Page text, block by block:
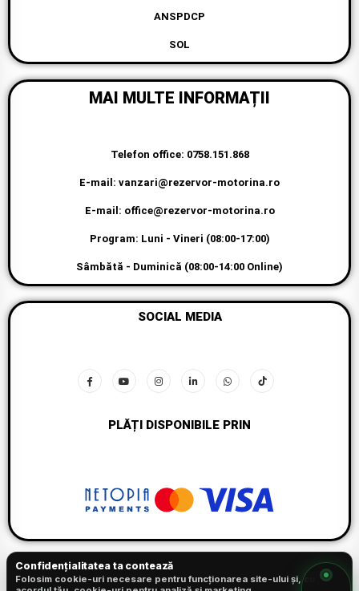
ANSPDCP
SOL
MAI MULTE INFORMAȚII
Telefon office: 0758.151.868
E-mail: vanzari@rezervor-motorina.ro
E-mail: office@rezervor-motorina.ro
Program: Luni - Vineri (08:00-17:00)
Sâmbătă - Duminică (08:00-14:00 Online)
SOCIAL MEDIA
PLĂȚI DISPONIBILE PRIN
Confidențialitatea ta contează
Folosim cookie-uri necesare pentru funcționarea site-ului și, cu